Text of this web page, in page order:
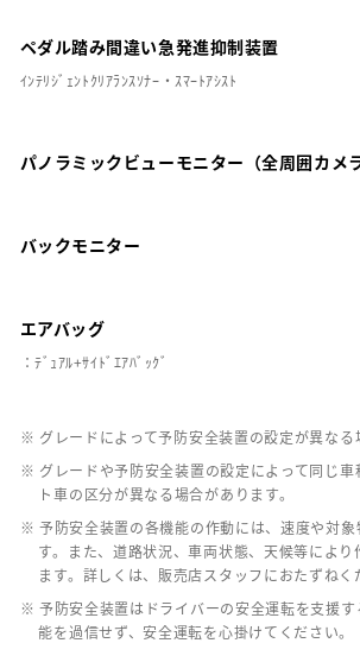
ペダル踏み間違い急発進抑制装置
ｲﾝﾃﾘｼﾞｪﾝﾄｸﾘｱﾗﾝｽｿﾅｰ・ｽﾏｰﾄｱｼｽﾄ
パノラミックビューモニター（全周囲カメラ
バックモニター
エアバッグ
：ﾃﾞｭｱﾙ+ｻｲﾄﾞｴｱﾊﾞｯｸﾞ
※ グレードによって予防安全装置の設定が異なる
※ グレードや予防安全装置の設定によって同じ車
ト車の区分が異なる場合があります。
※ 予防安全装置の各機能の作動には、速度や対象
す。また、道路状況、車両状態、天候等により
ます。詳しくは、販売店スタッフにおたずねく
※ 予防安全装置はドライバーの安全運転を支援
能を過信せず、安全運転を心掛けてください。